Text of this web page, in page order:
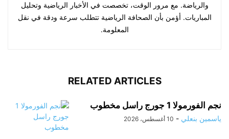
والرياضة. مع مرور الوقت، تخصصت في الأخبار الرياضية وتحليل
المباريات. أؤمن بأن الصحافة الرياضية تتطلب سرعة ودقة في نقل
المعلومة.
RELATED ARTICLES
نجم الفورمولا 1 جورج راسل مخطوب
ياسمين بنعلي - 10 أغسطس، 2026